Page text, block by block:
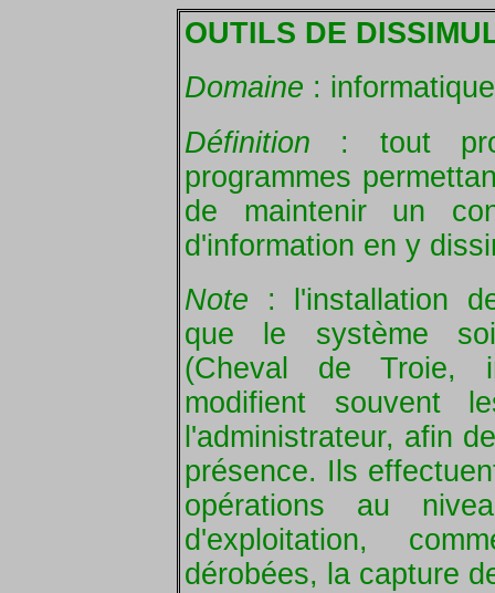
OUTILS DE
Domaine :
Définition : tout
programmes
de maintenir un
d'information en y
Note : l'installation
que le système
(Cheval de Troie,
modifient souvent
l'administrateur, afin
présence. Ils
opérations au
d'exploitation,
dérobées, la capture